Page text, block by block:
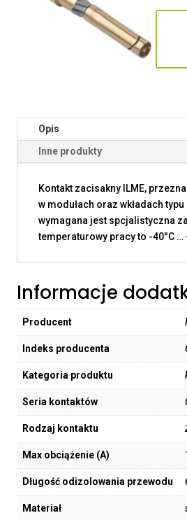
Opis
Inne produkty
Kontakt zacisakny ILME,
w modułach oraz wkładach typu
wymagana jest spcjalistyczna
temperaturowy pracy to -40°C …
Informacje
Producent
Indeks producenta
Kategoria produktu
Seria kontaktów
Rodzaj kontaktu
Max obciążenie (A)
Długość odizolowania przewodu
Materiał